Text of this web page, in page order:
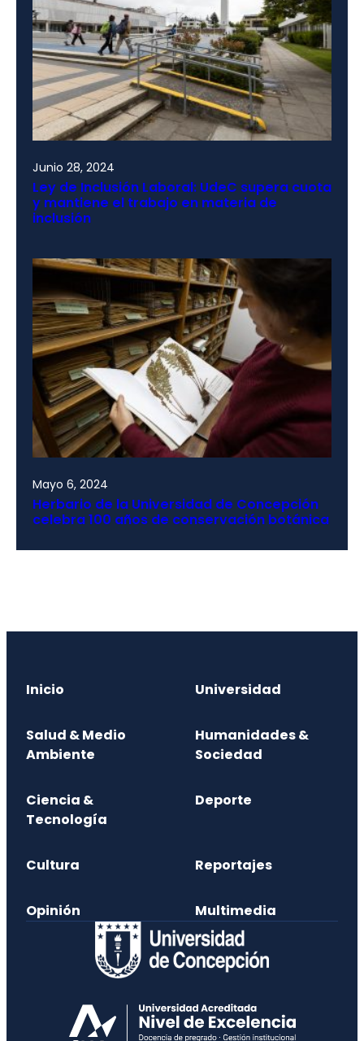
Junio 28, 2024
Ley de Inclusión Laboral: UdeC supera cuota
y mantiene el trabajo en materia de
inclusión
Mayo 6, 2024
Herbario de la Universidad de Concepción
celebra 100 años de conservación botánica
Inicio Universidad
Salud & Medio
Ambiente
Humanidades &
Sociedad
Ciencia &
Tecnología
Deporte
Cultura Reportajes
Opinión Multimedia